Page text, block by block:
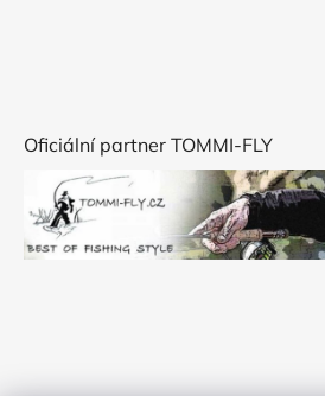
Oficiální partner TOMMI-FLY